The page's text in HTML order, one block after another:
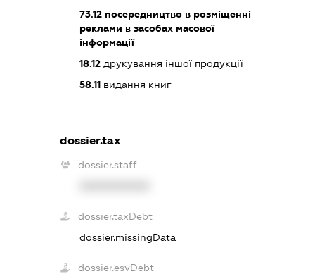
73.12посередництво в розміщенні
реклами в засобах масової
інформації
18.12друкування іншої продукції
58.11видання книг
dossier.tax
dossier.staff
dossier.taxDebt
dossier.missingData
dossier.esvDebt